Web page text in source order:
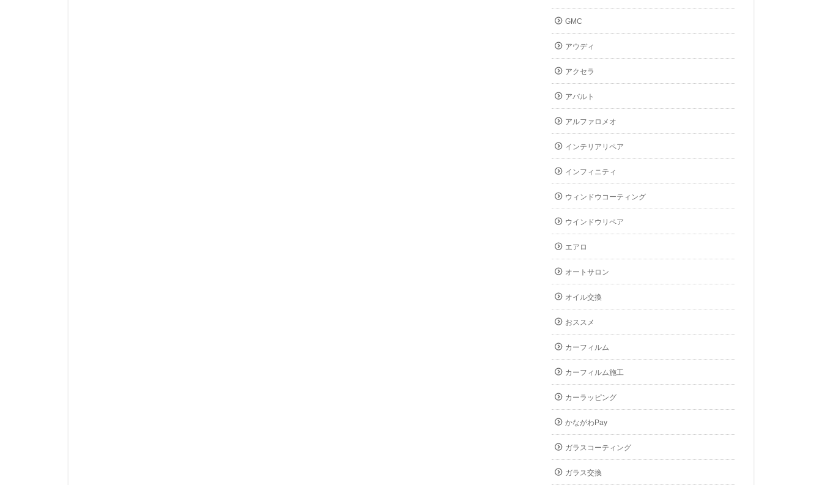
GMC
アウディ
アクセラ
アバルト
アルファロメオ
インテリアリペア
インフィニティ
ウィンドウコーティング
ウインドウリペア
エアロ
オートサロン
オイル交換
おススメ
カーフィルム
カーフィルム施工
カーラッピング
かながわPay
ガラスコーティング
ガラス交換